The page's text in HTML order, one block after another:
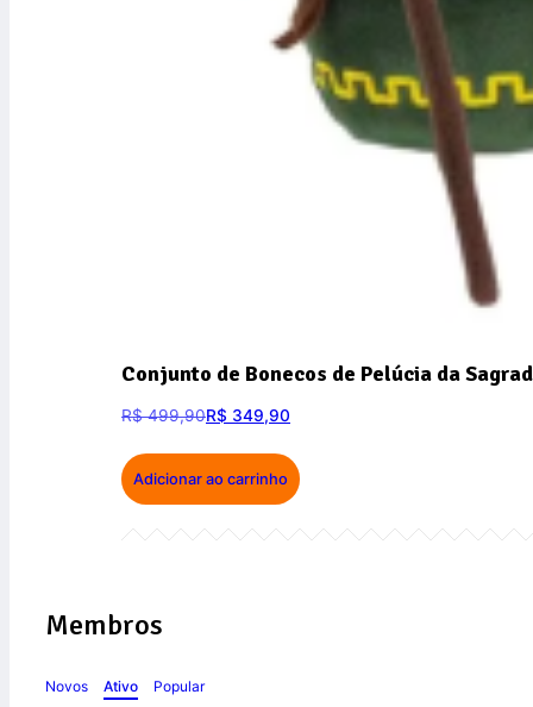
Conjunto de Bonecos de Pelúcia da
R$499,90R$ 349,90
Adicionar ao carrinho
Membros
Novos Ativo Popular